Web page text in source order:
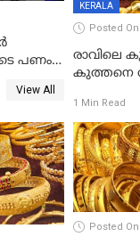
പണം
View All
KERALA
Posted On
രാവിലെ
കുത്തനെ
കുറഞ്ഞു
1 Min Read
Posted On